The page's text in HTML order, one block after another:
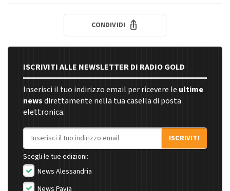
CONDIVIDI
ISCRIVITI ALLE NEWSLETTER DI RADIO GOLD
Inserisci il tuo indirizzo email per ricevere le ultime
newsdirettamente nella tua casella di posta
elettronica.
Indirizzo email
ISCRIVITI
Scegli le tue edizioni:
News Alessandria
News Pavia